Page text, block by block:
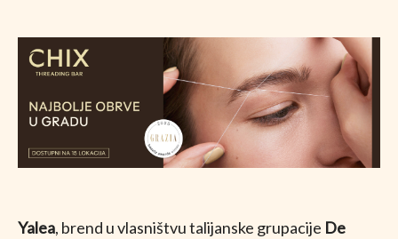
Yalea, brend u vlasništvu talijanske grupacije De